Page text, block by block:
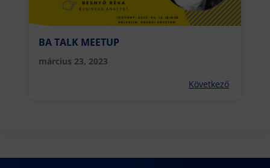
BA TALK MEETUP
március 23, 2023
Következő